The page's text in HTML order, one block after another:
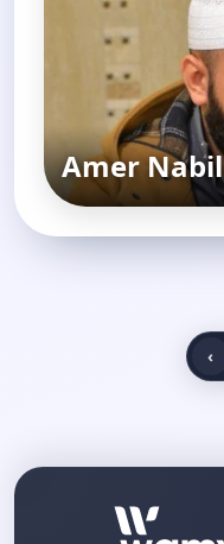
Amer Nabil
‹